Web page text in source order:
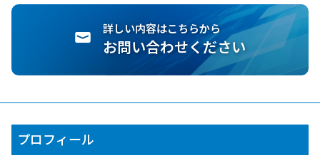
詳しい内容はこちらから
お問い合わせください
プロフィール